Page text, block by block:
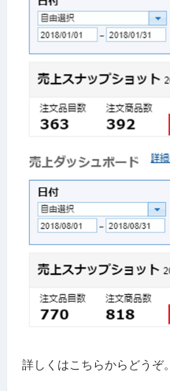
詳しくはこちらからどうぞ。